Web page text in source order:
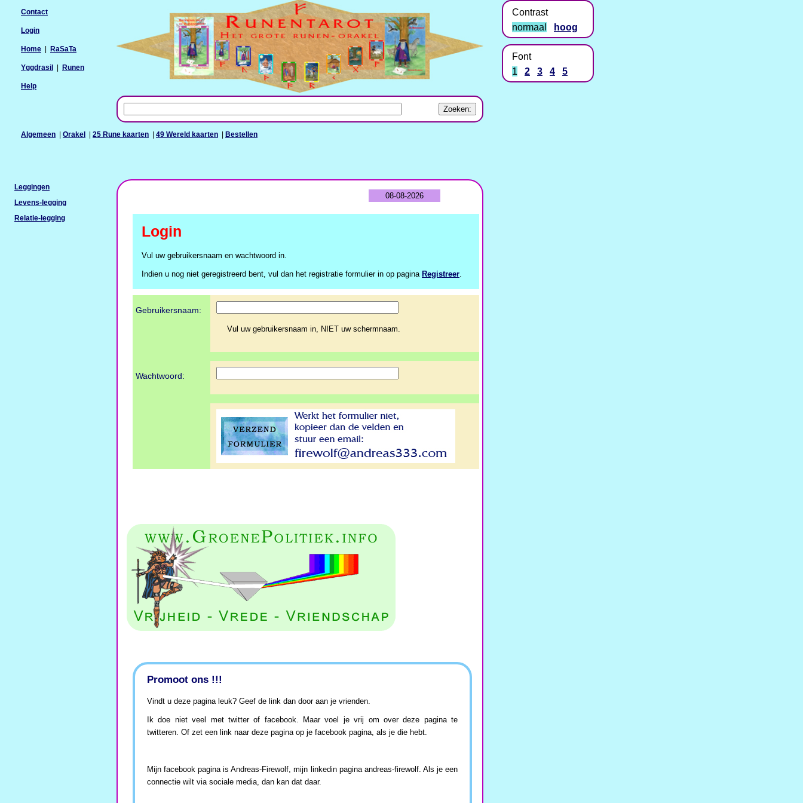
Algemeen Orakel 25 Rune kaarten 49 Wereld kaarten Bestellen
Contact
Login
Home RaSaTa
Yggdrasil Runen
Help
08-08-2026
Login
Vul uw gebruikersnaam en wachtwoord in.
Indien u nog niet geregistreerd bent, vul dan het registratie formulier in op pagina Registreer.
Gebruikersnaam:
Vul uw gebruikersnaam in, NIET uw schermnaam.
Wachtwoord:
Promoot ons !!!
Vindt u deze pagina leuk? Geef de link dan door aan je vrienden.
Ik doe niet veel met twitter of facebook. Maar voel je vrij om over deze pagina te
twitteren. Of zet een link naar deze pagina op je facebook pagina, als je die hebt.
Mijn facebook pagina is Andreas-Firewolf, mijn linkedin pagina andreas-firewolf. Als je een
connectie wilt via sociale media, dan kan dat daar.
Leggingen
Levens-legging
Relatie-legging
Contrast
normaal
hoog
Font
1
2 3 4 5